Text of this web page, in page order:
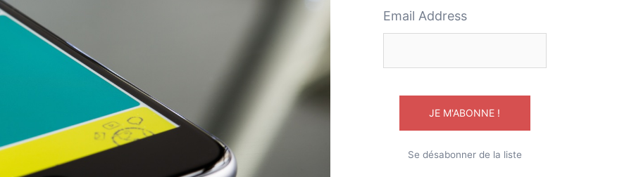
Email Address
Se désabonner de la liste